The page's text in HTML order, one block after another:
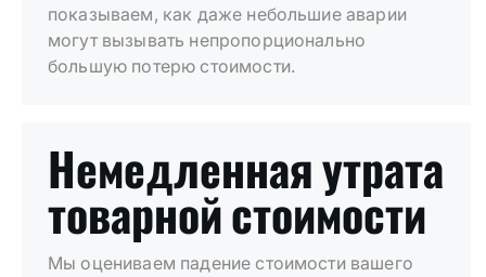
показываем, как даже небольшие аварии
могут вызывать непропорционально
большую потерю стоимости.
Немедленная утрата
товарной стоимости
Мы оцениваем падение стоимости вашего